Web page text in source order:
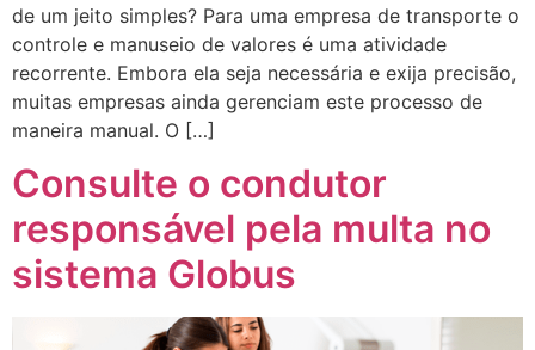
de um jeito simples? Para uma empresa de transporte o
controle e manuseio de valores é uma atividade
recorrente. Embora ela seja necessária e exija precisão,
muitas empresas ainda gerenciam este processo de
maneira manual. O […]
Consulte o condutor
responsável pela multa no
sistema Globus